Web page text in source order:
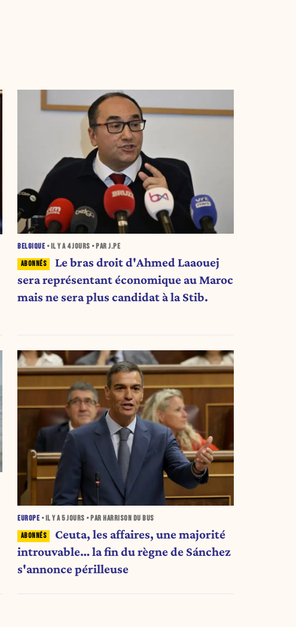
BELGIQUE • IL Y A 4 JOURS • PAR J.PE
Le bras droit d'Ahmed Laaouej
sera représentant économique au Maroc
mais ne sera plus candidat à la Stib.
EUROPE • IL Y A5 JOURS • PAR HARRISON DU BUS
Ceuta, les affaires, une majorité
introuvable… la fin du règne de Sánchez
s'annonce périlleuse